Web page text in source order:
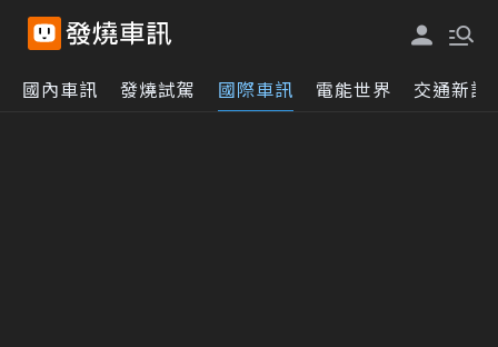
國內車訊 發燒試駕 國際車訊 電能世界 交通新訊